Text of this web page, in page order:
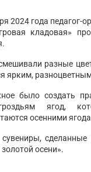
2024 года педагог-
кладовая»
разные
ярким,
было создать
ягод,
осенними
осени».